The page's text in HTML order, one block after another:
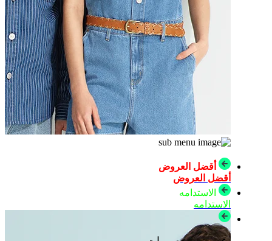
أقضل العروض
أقضل العروض
الاستدامه
الاستدامه